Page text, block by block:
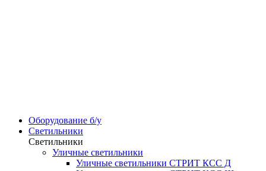
Оборудование б/у
Светильники
Светильники
Уличные светильники
Уличные светильники СТРИТ КСС Д